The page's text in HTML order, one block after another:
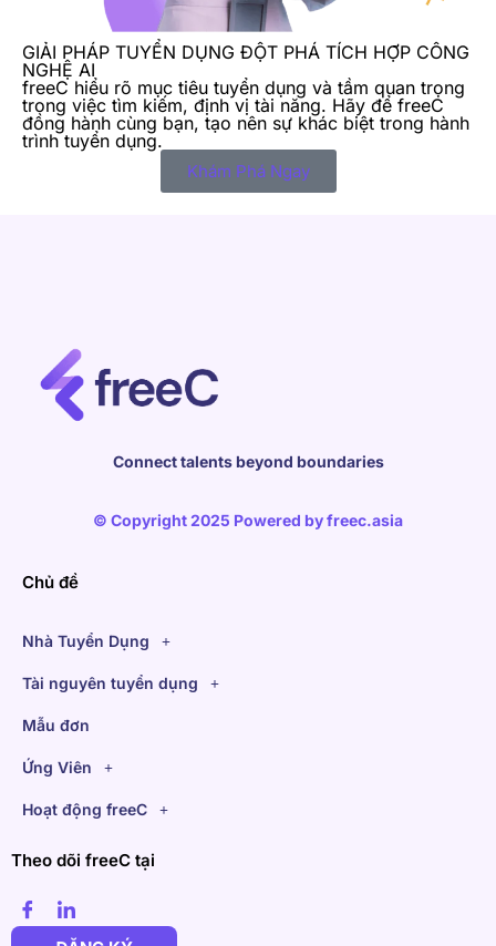
GIẢI PHÁP TUYỂN DỤNG ĐỘT PHÁ TÍCH HỢP CÔNG
NGHỆ AI
freeC hiểu rõ mục tiêu tuyển dụng và tầm quan trọng
trong việc tìm kiếm, định vị tài năng. Hãy để freeC
đồng hành cùng bạn, tạo nên sự khác biệt trong hành
trình tuyển dụng.
Khám Phá Ngay
Connect talents beyond boundaries
© Copyright 2025 Powered byfreec.asia
Chủ đề
Nhà Tuyển Dụng
Tài nguyên tuyển dụng
Mẫu đơn
Ứng Viên
Hoạt động freeC
Theo dõi freeC tại